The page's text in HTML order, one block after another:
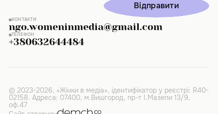
Відправити
Відправити
КОНТАКТИ
ngo.womeninmedia@gmail.com
ТЕЛЕФОН
+380632644484
© 2023-2026, «Жінки в медіа», ідентифікатор у реєстрі: R40-
02158. Адреса: 07400, м.Вишгород, пр-т І.Мазепи 13/9,
оф.47